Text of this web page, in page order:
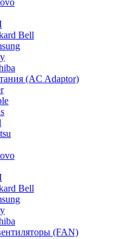
Bell
(AC Adaptor)
Bell
(FAN)